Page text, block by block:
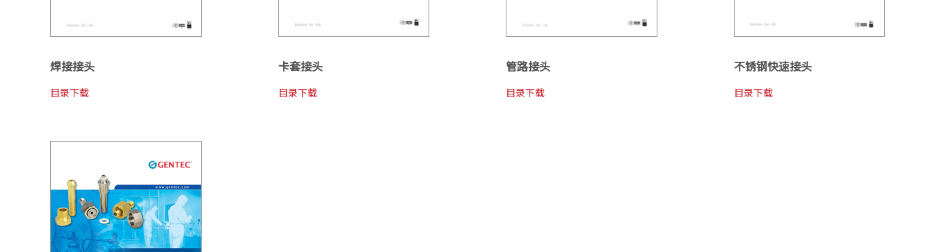
焊接接头
目录下载
卡套接头
目录下载
管路接头
目录下载
不锈钢快速接头
目录下载